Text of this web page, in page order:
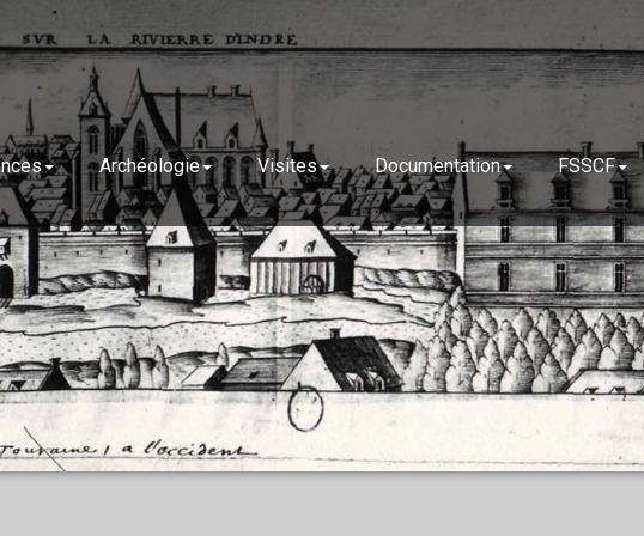
Archéologie Visites Documentation FSSCF